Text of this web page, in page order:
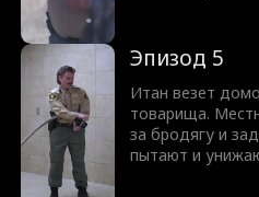
предела. И тут
подчиненный
ФБР!
— герой
Эпизод 5
Итан везет
товарища.
за бродягу и
пытают и